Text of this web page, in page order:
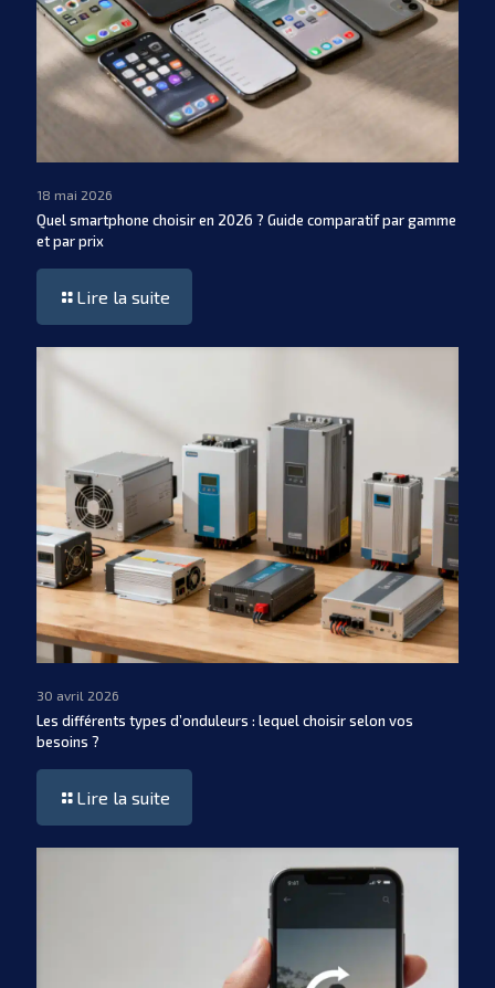
18 mai 2026
Quel smartphone choisir en 2026 ? Guide comparatif par gamme
et par prix
Lire la suite
30 avril 2026
Les différents types d’onduleurs : lequel choisir selon vos
besoins ?
Lire la suite